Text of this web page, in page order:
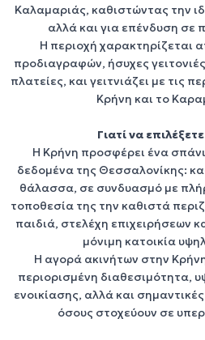
Καλαμαριάς, καθιστώντας την
αλλά και για επένδυση σε
Η περιοχή χαρακτηρίζεται
προδιαγραφών, ήσυχες
πλατείες, και γειτνιάζει με τις
Κρήνη και το
Γιατί να
Η Κρήνη προσφέρει ένα
δεδομένα της Θεσσαλονίκης:
θάλασσα, σε συνδυασμό με
τοποθεσία της την καθιστά
παιδιά, στελέχη επιχειρήσεων
μόνιμη κατοικία
Η αγορά ακινήτων στην
περιορισμένη διαθεσιμότητα,
ενοικίασης, αλλά και σημαντικές
όσους στοχεύουν σε